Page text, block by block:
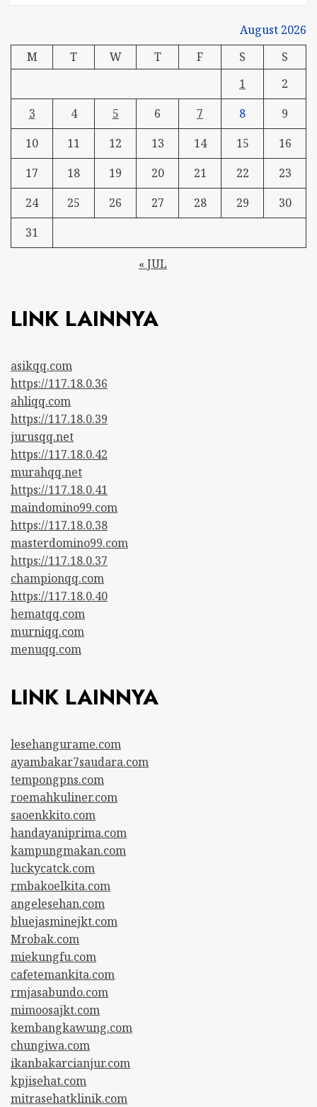
August 2026
M
T W T F S
S
1
2
3
4 5 6 7 8
9
10
11 12 13 14 15
16
17
18 19 20 21 22
23
24
25 26 27 28 29
30
31
« JUL
LINK LAINNYA
asikqq.com
https://117.18.0.36
ahliqq.com
https://117.18.0.39
jurusqq.net
https://117.18.0.42
murahqq.net
https://117.18.0.41
maindomino99.com
https://117.18.0.38
masterdomino99.com
https://117.18.0.37
championqq.com
https://117.18.0.40
hematqq.com
murniqq.com
menuqq.com
LINK LAINNYA
lesehangurame.com
ayambakar7saudara.com
tempongpns.com
roemahkuliner.com
saoenkkito.com
handayaniprima.com
kampungmakan.com
luckycatck.com
rmbakoelkita.com
angelesehan.com
bluejasminejkt.com
Mrobak.com
miekungfu.com
cafetemankita.com
rmjasabundo.com
mimoosajkt.com
kembangkawung.com
chungiwa.com
ikanbakarcianjur.com
kpjisehat.com
mitrasehatklinik.com